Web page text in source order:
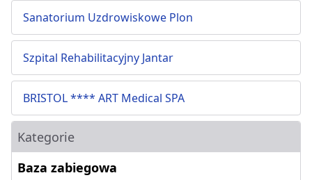
Sanatorium Uzdrowiskowe Plon
Szpital Rehabilitacyjny Jantar
BRISTOL **** ART Medical SPA
Kategorie
Baza zabiegowa